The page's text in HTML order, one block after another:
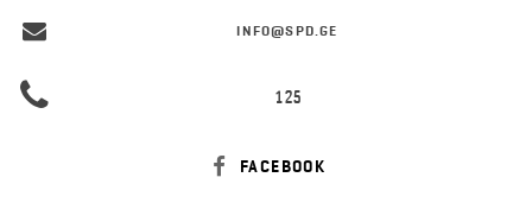
INFO@SPD.GE
125
FACEBOOK